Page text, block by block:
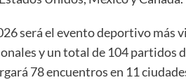
será el evento deportivo más
y un total de 104 partidos
78 encuentros en 11